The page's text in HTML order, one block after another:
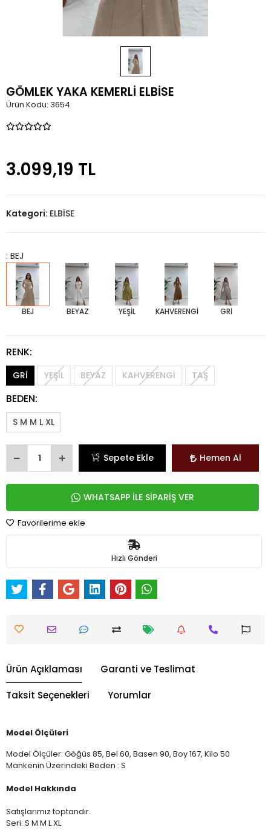
GÖMLEK YAKA KEMERLİ ELBİSE
Ürün Kodu: 3654
3.099,19 TL
Kategori: ELBİSE
: BEJ
BEJ BEYAZ YEŞİL KAHVERENGİ GRİ
RENK:
GRİ YEŞİL BEYAZ KAHVERENGİ TAŞ
BEDEN:
S M M L XL
Sepete Ekle Hemen Al
WHATSAPP İLE SİPARİŞ VER
Favorilerime ekle
Hızlı Gönderi
Ürün Açıklaması Garanti ve Teslimat
Taksit Seçenekleri Yorumlar
Model Ölçüleri
Model Ölçüler: Göğüs 85, Bel 60, Basen 90, Boy 167, Kilo 50
Mankenin Üzerindeki Beden : S
Model Hakkında
Satışlarımız toptandır.
Seri: S M M L XL